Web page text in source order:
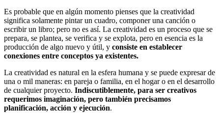
Es probable que en algún momento pienses que la creatividad
significa solamente pintar un cuadro, componer una canción o
escribir un libro; pero no es así. La creatividad es un proceso que se
prepara, se plantea, se verifica y se explota, pero en esencia es la
producción de algo nuevo y útil, y consiste en establecer
conexiones entre conceptos ya existentes.
La creatividad es natural en la esfera humana y se puede expresar de
una o mil maneras: en pareja o familia, en el hogar o en el desarrollo
de cualquier proyecto. Indiscutiblemente, para ser creativos
requerimos imaginación, pero también precisamos
planificación, acción y ejecución.